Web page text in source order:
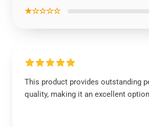
★☆☆☆☆
This product provides outstanding
quality, making it an excellent